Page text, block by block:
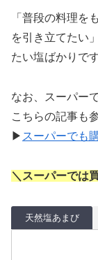
「普段の料理を
を引き立てたい
たい塩ばかりです
なお、スーパー
こちらの記事も
▶ スーパーでも
＼スーパーでは
天然塩あまび